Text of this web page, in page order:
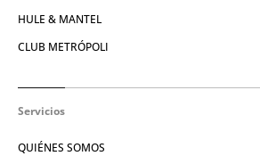
HULE & MANTEL
CLUB METRÓPOLI
Servicios
QUIÉNES SOMOS